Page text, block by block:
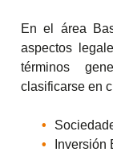
En el área
aspectos
términos
clasificarse en
Inversión